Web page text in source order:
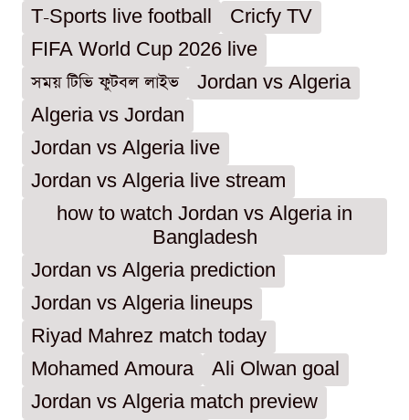
T-Sports live football
Cricfy TV
FIFA World Cup 2026 live
সময় টিভি ফুটবল লাইভ
Jordan vs Algeria
Algeria vs Jordan
Jordan vs Algeria live
Jordan vs Algeria live stream
how to watch Jordan vs Algeria in
Bangladesh
Jordan vs Algeria prediction
Jordan vs Algeria lineups
Riyad Mahrez match today
Mohamed Amoura
Ali Olwan goal
Jordan vs Algeria match preview